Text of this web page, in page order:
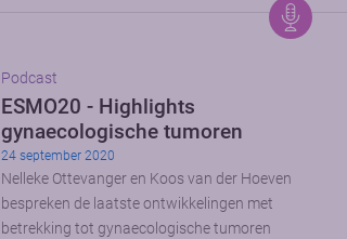
Podcast
ESMO20 - Highlights
gynaecologische tumoren
24 september 2020
Nelleke Ottevanger en Koos van der Hoeven
bespreken de laatste ontwikkelingen met
betrekking tot gynaecologische tumoren